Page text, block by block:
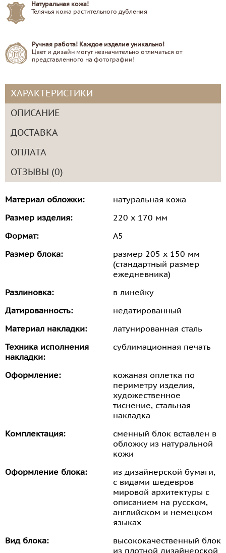
Натуральная кожа!
Телячья кожа растительного дубления
Ручная работа! Каждое изделие уникально!
Цвет и дизайн могут незначительно отличаться от
представленного на фотографии!
ХАРАКТЕРИСТИКИ
ОПИСАНИЕ
ДОСТАВКА
ОПЛАТА
ОТЗЫВЫ (0)
Материал обложки:
натуральная кожа
Размер изделия:
220 х 170 мм
Формат:
А5
Размер блока:
размер 205 х 150 мм
(стандартный размер
ежедневника)
Разлиновка:
в линейку
Датированность:
недатированный
Материал накладки:
латунированная сталь
Техника исполнения
накладки:
сублимационная печать
Оформление:
кожаная оплетка по
периметру изделия,
художественное
тиснение, стальная
накладка
Комплектация:
сменный блок вставлен в
обложку из натуральной
кожи
Оформление блока:
из дизайнерской бумаги,
с видами шедевров
мировой архитектуры с
описанием на русском,
английском и немецком
языках
Вид блока:
высококачественный блок
из плотной дизайнерской